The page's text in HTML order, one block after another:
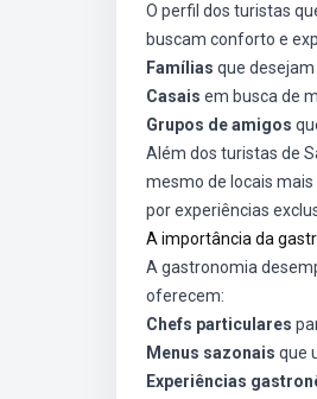
O perfil dos turistas
buscam conforto e
Famílias que
Casais em busca de
Grupos de amigos
Além dos turistas de
mesmo de locais
por experiências
A importância da
A gastronomia
oferecem:
Chefs particulares
Menus sazonais que
Experiências